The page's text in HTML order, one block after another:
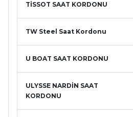
TİSSOT SAAT KORDONU
TW Steel Saat Kordonu
U BOAT SAAT KORDONU
ULYSSE NARDİN SAAT
KORDONU